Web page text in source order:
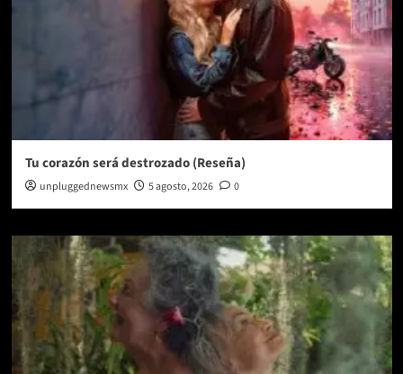
Tu corazón será destrozado (Reseña)
unpluggednewsmx 5 agosto, 2026 0